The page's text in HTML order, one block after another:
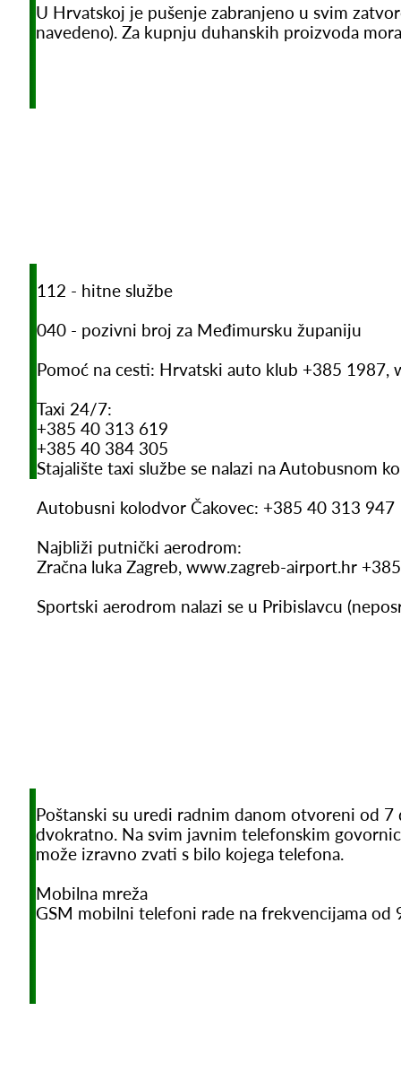
U Hrvatskoj je pušenje zabranjeno u svim
navedeno). Za kupnju duhanskih proizvoda
112 - hitne službe
040 - pozivni broj za Međimursku županiju
Pomoć na cesti: Hrvatski auto klub +385 1987,
Taxi 24/7:
+385 40 313 619
+385 40 384 305
Stajalište taxi službe se nalazi na Autobusnom
Autobusni kolodvor Čakovec: +385 40 313 947
Najbliži putnički aerodrom:
Zračna luka Zagreb, www.zagreb-airport.hr
Sportski aerodrom nalazi se u Pribislavcu
Poštanski su uredi radnim danom otvoreni od
dvokratno. Na svim javnim telefonskim
može izravno zvati s bilo kojega telefona.
Mobilna mreža
GSM mobilni telefoni rade na frekvencijama